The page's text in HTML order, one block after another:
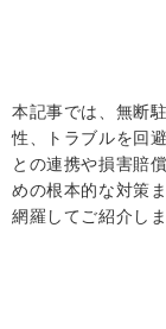
本記事では、無断
性、トラブルを回
との連携や損害賠
めの根本的な対策
網羅してご紹介しま